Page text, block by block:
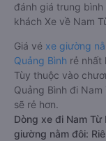
đánh giá trung
khách Xe về Nam
Giá vé xe giường
Quảng Bình rẻ nhất
Tùy thuộc vào
Quảng Bình đi
sẽ rẻ hơn.
Dòng xe đi Nam
giường nằm đôi: